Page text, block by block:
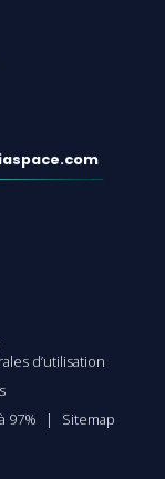
d’utilisation
97%
Sitemap